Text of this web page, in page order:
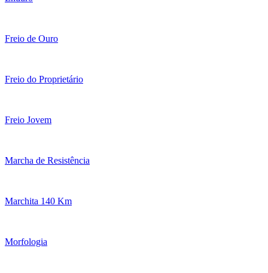
Freio de Ouro
Freio do Proprietário
Freio Jovem
Marcha de Resistência
Marchita 140 Km
Morfologia